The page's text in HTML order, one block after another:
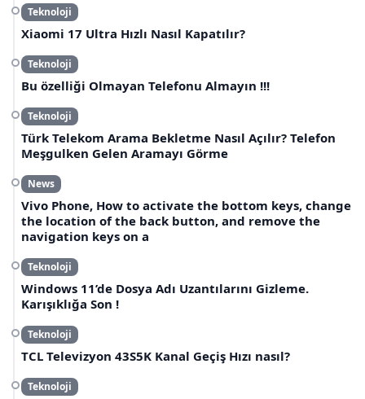
Teknoloji
Xiaomi 17 Ultra Hızlı Nasıl Kapatılır?
Teknoloji
Bu özelliği Olmayan Telefonu Almayın !!!
Teknoloji
Türk Telekom Arama Bekletme Nasıl Açılır? Telefon
Meşgulken Gelen Aramayı Görme
News
Vivo Phone, How to activate the bottom keys, change
the location of the back button, and remove the
navigation keys on a
Teknoloji
Windows 11’de Dosya Adı Uzantılarını Gizleme.
Karışıklığa Son !
Teknoloji
TCL Televizyon 43S5K Kanal Geçiş Hızı nasıl?
Teknoloji